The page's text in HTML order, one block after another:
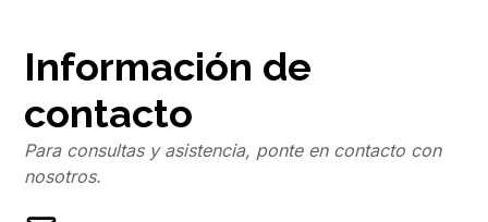
Información de
contacto
Para consultas y asistencia, ponte en contacto con
nosotros.